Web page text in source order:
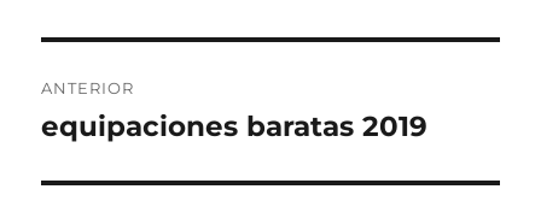
de
ANTERIOR
Entrada
equipaciones baratas 2019